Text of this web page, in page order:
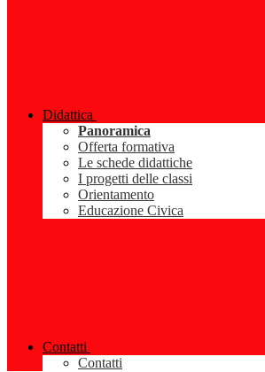
Didattica
Panoramica
Offerta formativa
Le schede didattiche
I progetti delle classi
Orientamento
Educazione Civica
Contatti
Contatti